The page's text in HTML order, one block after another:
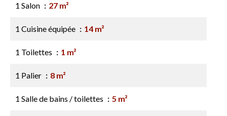
1 Salon 27 m²
1 Cuisine équipée 14 m²
1 Toilettes 1 m²
1 Palier 8 m²
1 Salle de bains / toilettes 5 m²